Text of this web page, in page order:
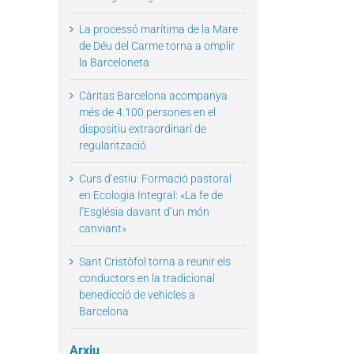
La processó marítima de la Mare
de Déu del Carme torna a omplir
la Barceloneta
Càritas Barcelona acompanya
més de 4.100 persones en el
dispositiu extraordinari de
regularització
Curs d’estiu: Formació pastoral
en Ecologia Integral: «La fe de
l’Església davant d’un món
canviant»
Sant Cristòfol torna a reunir els
conductors en la tradicional
benedicció de vehicles a
Barcelona
Arxiu